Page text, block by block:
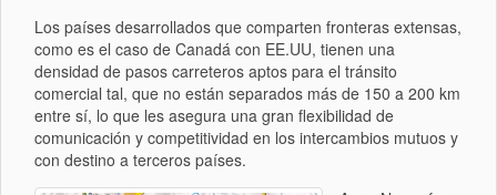
Los países desarrollados que comparten fronteras extensas,
como es el caso de Canadá con EE.UU, tienen una
densidad de pasos carreteros aptos para el tránsito
comercial tal, que no están separados más de 150 a 200 km
entre sí, lo que les asegura una gran flexibilidad de
comunicación y competitividad en los intercambios mutuos y
con destino a terceros países.